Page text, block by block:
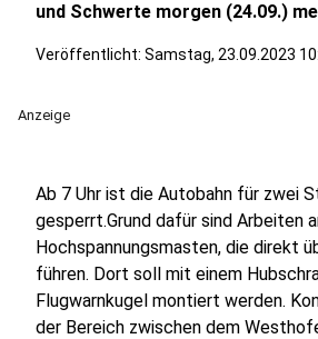
und Schwerte morgen (24.09.)
Veröffentlicht: Samstag, 23.09.2023
Anzeige
Ab 7 Uhr ist die Autobahn für zwei
gesperrt.Grund dafür sind Arbeiten
Hochspannungsmasten, die direkt
führen. Dort soll mit einem
Flugwarnkugel montiert werden.
der Bereich zwischen dem